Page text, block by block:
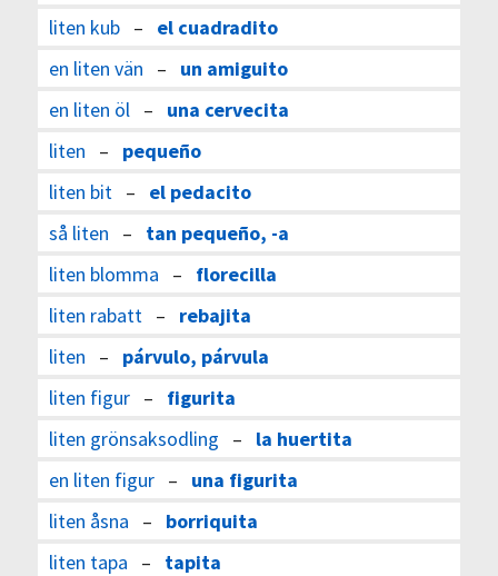
liten kub– el cuadradito
en liten vän – un amiguito
en liten öl– una cervecita
liten – pequeño
liten bit– el pedacito
så liten – tan pequeño, -a
liten blomma – florecilla
liten rabatt– rebajita
liten – párvulo, párvula
liten figur– figurita
liten grönsaksodling – la huertita
en liten figur– una figurita
liten åsna – borriquita
liten tapa – tapita